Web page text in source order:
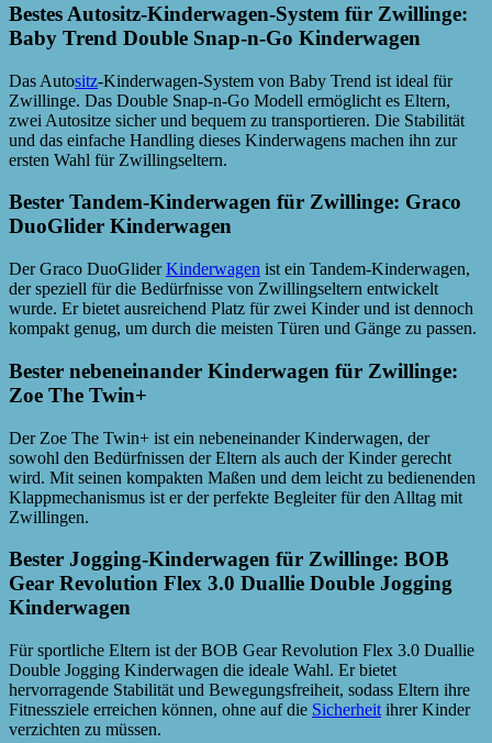
Bestes Autositz-Kinderwagen-System für Zwillinge:
Baby Trend Double Snap-n-Go Kinderwagen
Das Autositz-Kinderwagen-System von Baby Trend ist ideal für
Zwillinge. Das Double Snap-n-Go Modell ermöglicht es Eltern,
zwei Autositze sicher und bequem zu transportieren. Die Stabilität
und das einfache Handling dieses Kinderwagens machen ihn zur
ersten Wahl für Zwillingseltern.
Bester Tandem-Kinderwagen für Zwillinge: Graco
DuoGlider Kinderwagen
Der Graco DuoGliderKinderwagen ist ein Tandem-Kinderwagen,
der speziell für die Bedürfnisse von Zwillingseltern entwickelt
wurde. Er bietet ausreichend Platz für zwei Kinder und ist dennoch
kompakt genug, um durch die meisten Türen und Gänge zu passen.
Bester nebeneinander Kinderwagen für Zwillinge:
Zoe The Twin+
Der Zoe The Twin+ ist ein nebeneinander Kinderwagen, der
sowohl den Bedürfnissen der Eltern als auch der Kinder gerecht
wird. Mit seinen kompakten Maßen und dem leicht zu bedienenden
Klappmechanismus ist er der perfekte Begleiter für den Alltag mit
Zwillingen.
Bester Jogging-Kinderwagen für Zwillinge: BOB
Gear Revolution Flex 3.0 Duallie Double Jogging
Kinderwagen
Für sportliche Eltern ist der BOB Gear Revolution Flex 3.0 Duallie
Double Jogging Kinderwagen die ideale Wahl. Er bietet
hervorragende Stabilität und Bewegungsfreiheit, sodass Eltern ihre
Fitnessziele erreichen können, ohne auf die Sicherheit ihrer Kinder
verzichten zu müssen.